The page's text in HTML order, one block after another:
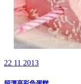
22 11 2013